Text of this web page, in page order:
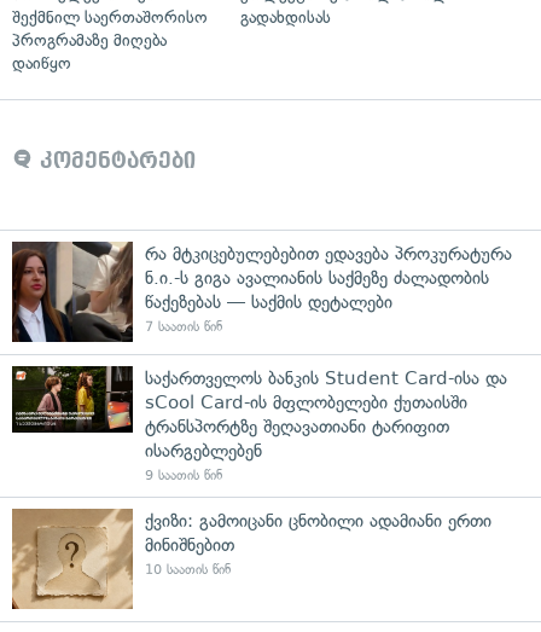
შექმნილ საერთაშორისო
პროგრამაზე მიღება
დაიწყო
გადახდისას
კომენტარები
რა მტკიცებულებებით ედავება პროკურატურა
ნ.ი.-ს გიგა ავალიანის საქმეზე ძალადობის
წაქეზებას — საქმის დეტალები
7 საათის წინ
საქართველოს ბანკის Student Card-ისა და
sCool Card-ის მფლობელები ქუთაისში
ტრანსპორტზე შეღავათიანი ტარიფით
ისარგებლებენ
9 საათის წინ
ქვიზი: გამოიცანი ცნობილი ადამიანი ერთი
მინიშნებით
10 საათის წინ